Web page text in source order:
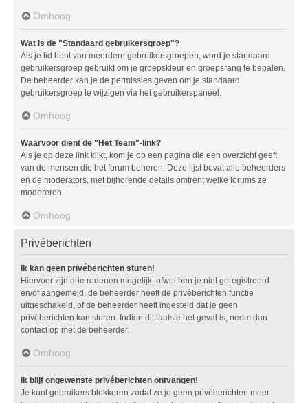
Omhoog
Wat is de "Standaard gebruikersgroep"?
Als je lid bent van meerdere gebruikersgroepen, word je standaard
gebruikersgroep gebruikt om je groepskleur en groepsrang te bepalen.
De beheerder kan je de permissies geven om je standaard
gebruikersgroep te wijzigen via het gebruikerspaneel.
Omhoog
Waarvoor dient de "Het Team"-link?
Als je op deze link klikt, kom je op een pagina die een overzicht geeft
van de mensen die het forum beheren. Deze lijst bevat alle beheerders
en de moderators, met bijhorende details omtrent welke forums ze
modereren.
Omhoog
Privéberichten
Ik kan geen privéberichten sturen!
Hiervoor zijn drie redenen mogelijk: ofwel ben je niet geregistreerd
en/of aangemeld, de beheerder heeft de privéberichten functie
uitgeschakeld, of de beheerder heeft ingesteld dat je geen
privéberichten kan sturen. Indien dit laatste het geval is, neem dan
contact op met de beheerder.
Omhoog
Ik blijf ongewenste privéberichten ontvangen!
Je kunt gebruikers blokkeren zodat ze je geen privéberichten meer